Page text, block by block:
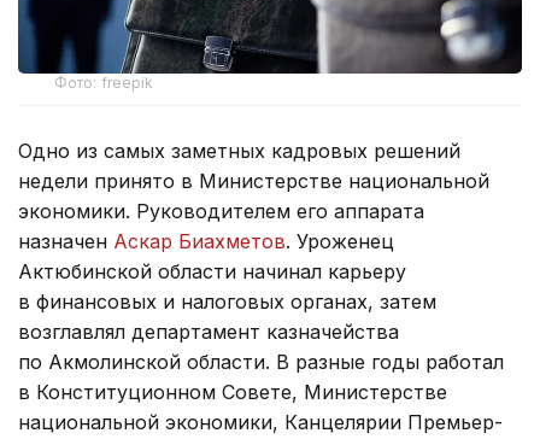
Фото: freepik
Одно из самых заметных кадровых решений
недели принято в Министерстве национальной
экономики. Руководителем его аппарата
назначен Аскар Биахметов. Уроженец
Актюбинской области начинал карьеру
в финансовых и налоговых органах, затем
возглавлял департамент казначейства
по Акмолинской области. В разные годы работал
в Конституционном Совете, Министерстве
национальной экономики, Канцелярии Премьер-